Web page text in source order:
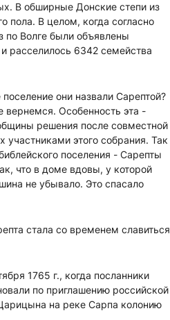
В обширные Донские степи из
пола. В целом, когда согласно
по Волге были объявлены
расселилось 6342 семейства
они назвали Сарептой?
вернемся. Особенность эта -
решения после совместной
этого собрания. Так
поселения - Сарепты
что в доме вдовы, у которой
не убывало. Это спасало
стала со временем славиться
1765 г., когда посланники
по приглашению российской
на реке Сарпа колонию